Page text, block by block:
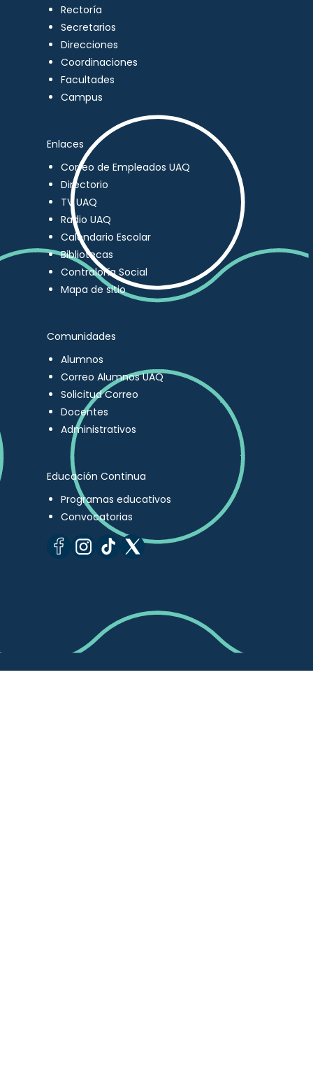
Rectoría
Secretarios
Direcciones
Coordinaciones
Facultades
Campus
Enlaces
Correo de Empleados UAQ
Directorio
TV UAQ
Radio UAQ
Calendario Escolar
Bibliotecas
Contraloría Social
Mapa de sitio
Comunidades
Alumnos
Correo Alumnos UAQ
Solicitud Correo
Docentes
Administrativos
Educación Continua
Programas educativos
Convocatorias